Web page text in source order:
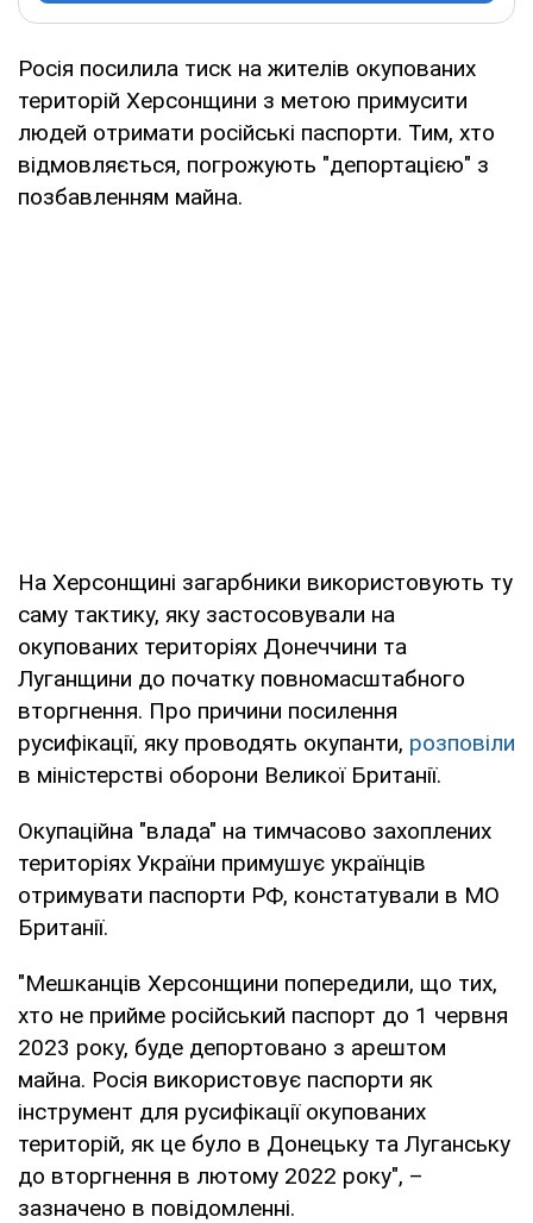
Росія посилила тиск на жителів окупованих
територій Херсонщини з метою примусити
людей отримати російські паспорти. Тим, хто
відмовляється, погрожують "депортацією" з
позбавленням майна.
На Херсонщині загарбники використовують ту
саму тактику, яку застосовували на
окупованих територіях Донеччини та
Луганщини до початку повномасштабного
вторгнення. Про причини посилення
русифікації, яку проводять окупанти, розповіли
в міністерстві оборони Великої Британії.
Окупаційна "влада" на тимчасово захоплених
територіях України примушує українців
отримувати паспорти РФ, констатували в МО
Британії.
"Мешканців Херсонщини попередили, що тих,
хто не прийме російський паспорт до 1 червня
2023 року, буде депортовано з арештом
майна. Росія використовує паспорти як
інструмент для русифікації окупованих
територій, як це було в Донецьку та Луганську
до вторгнення в лютому 2022 року", –
зазначено в повідомленні.